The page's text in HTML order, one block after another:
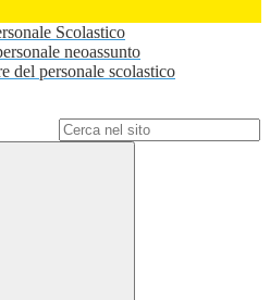
Scolastico
neoassunto
del personale scolastico